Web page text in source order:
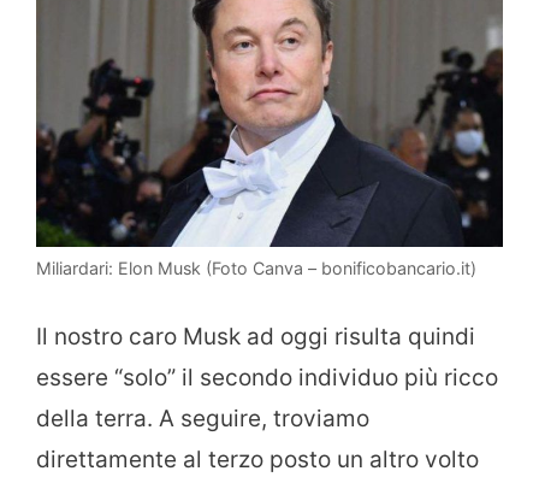
Miliardari: Elon Musk (Foto Canva – bonificobancario.it)
Il nostro caro Musk ad oggi risulta quindi
essere “solo” il secondo individuo più ricco
della terra. A seguire, troviamo
direttamente al terzo posto un altro volto